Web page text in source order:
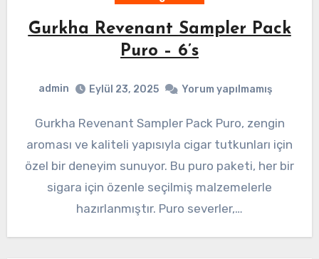
Gurkha Revenant Sampler Pack
Puro – 6’s
admin Eylül 23, 2025 Yorum yapılmamış
Gurkha Revenant Sampler Pack Puro, zengin
aroması ve kaliteli yapısıyla cigar tutkunları için
özel bir deneyim sunuyor. Bu puro paketi, her bir
sigara için özenle seçilmiş malzemelerle
hazırlanmıştır. Puro severler,…